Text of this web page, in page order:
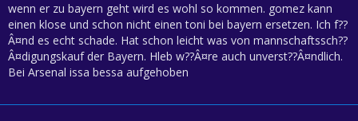
wenn er zu bayern geht wird es wohl so kommen. gomez kann
einen klose und schon nicht einen toni bei bayern ersetzen. Ich f??
Â¤nd es echt schade. Hat schon leicht was von mannschaftssch??
Â¤digungskauf der Bayern. Hleb w??Â¤re auch unverst??Â¤ndlich.
Bei Arsenal issa bessa aufgehoben